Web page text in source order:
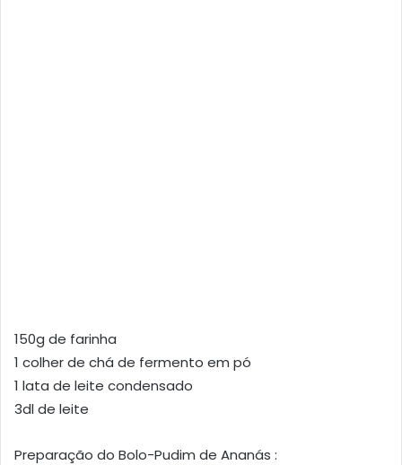
150g de farinha
1 colher de chá de fermento em pó
1 lata de leite condensado
3dl de leite
Preparação do Bolo-Pudim de Ananás :